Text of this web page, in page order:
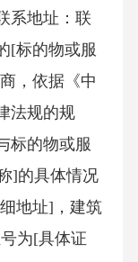
系地址：联
[标的物或服
，依据《中
法规的规
标的物或服
]的具体情况
地址]，建筑
为[具体证